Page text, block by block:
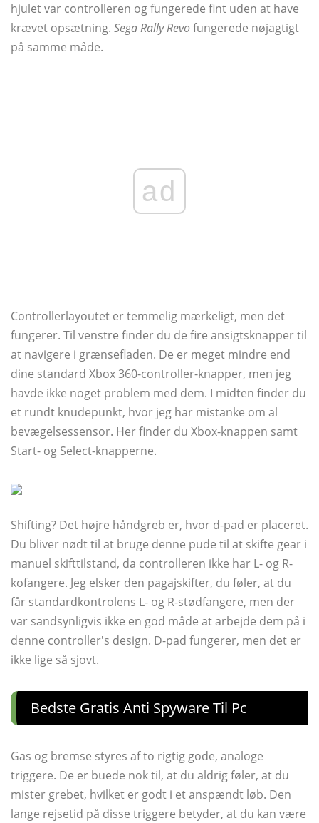
hjulet var controlleren og fungerede fint uden at have
krævet opsætning. Sega Rally Revofungerede nøjagtigt
på samme måde.
ad
Controllerlayoutet er temmelig mærkeligt, men det
fungerer. Til venstre finder du de fire ansigtsknapper til
at navigere i grænsefladen. De er meget mindre end
dine standard Xbox 360-controller-knapper, men jeg
havde ikke noget problem med dem. I midten finder du
et rundt knudepunkt, hvor jeg har mistanke om al
bevægelsessensor. Her finder du Xbox-knappen samt
Start- og Select-knapperne.
Shifting? Det højre håndgreb er, hvor d-pad er placeret.
Du bliver nødt til at bruge denne pude til at skifte gear i
manuel skifttilstand, da controlleren ikke har L- og R-
kofangere. Jeg elsker den pagajskifter, du føler, at du
får standardkontrolens L- og R-stødfangere, men der
var sandsynligvis ikke en god måde at arbejde dem på i
denne controller's design. D-pad fungerer, men det er
ikke lige så sjovt.
Bedste Gratis Anti Spyware Til Pc
Gas og bremse styres af to rigtig gode, analoge
triggere. De er buede nok til, at du aldrig føler, at du
mister grebet, hvilket er godt i et anspændt løb. Den
lange rejsetid på disse triggere betyder, at du kan være